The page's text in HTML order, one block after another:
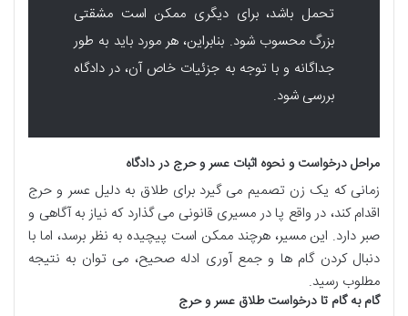
تحمل باشد، برای دیگری ممکن است مشقتی
بزرگ محسوب شود. بنابراین، هر مورد باید به طور
جداگانه و با توجه به جزئیات خاص آن، در دادگاه
بررسی شود.
مراحل درخواست و نحوه اثبات عسر و حرج در دادگاه
زمانی که یک زن تصمیم می گیرد برای طلاق به دلیل عسر و حرج
اقدام کند، در واقع پا در مسیری قانونی می گذارد که نیاز به آگاهی و
صبر دارد. این مسیر، هرچند ممکن است پیچیده به نظر برسد، اما با
دنبال کردن گام ها و جمع آوری ادله صحیح، می توان به نتیجه
مطلوب رسید.
گام به گام تا درخواست طلاق عسر و حرج